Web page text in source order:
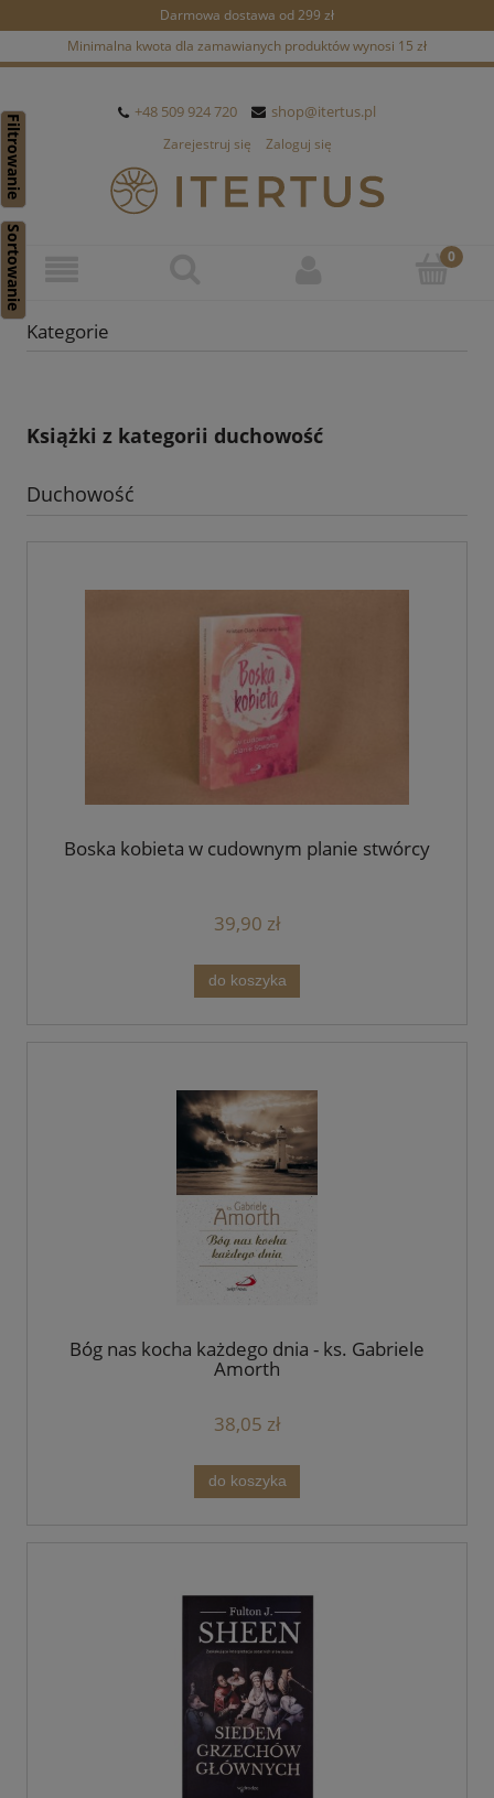
Darmowa dostawa od 299 zł
Minimalna kwota dla zamawianych produktów wynosi 15 zł
+48 509 924 720 shop@itertus.pl
Zarejestruj się Zaloguj się
Kategorie
Książki z kategorii duchowość
Duchowość
Boska kobieta w cudownym planie stwórcy
39,90 zł
do koszyka
Bóg nas kocha każdego dnia - ks. Gabriele
Amorth
38,05 zł
do koszyka
Filtrowanie
Sortowanie